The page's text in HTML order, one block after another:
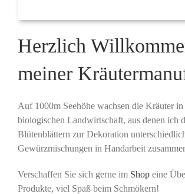
Herzlich
meiner
Auf 1000m Seehöhe wachsen die Kräuter in
biologischen Landwirtschaft, aus denen ich
Blütenblättern zur Dekoration
Gewürzmischungen in Handarbeit
Verschaffen Sie sich gerne im Shop eine
Produkte, viel Spaß beim Schmökern!